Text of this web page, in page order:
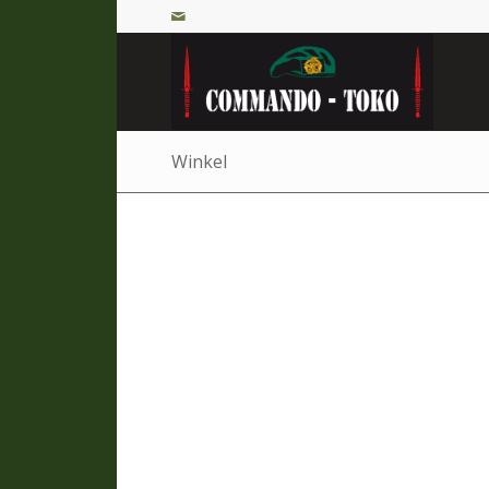
Winkel